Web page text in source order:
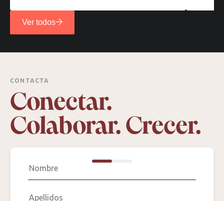
Ver todos
CONTACTA
Conectar.
Colaborar. Crecer.